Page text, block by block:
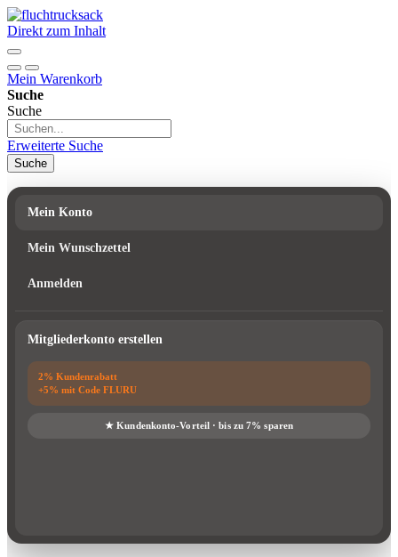
Direkt zum Inhalt
Mein Warenkorb
Suche
Suche
Erweiterte Suche
Suche
Mein Konto
Mein Wunschzettel
Anmelden
Mitgliederkonto erstellen